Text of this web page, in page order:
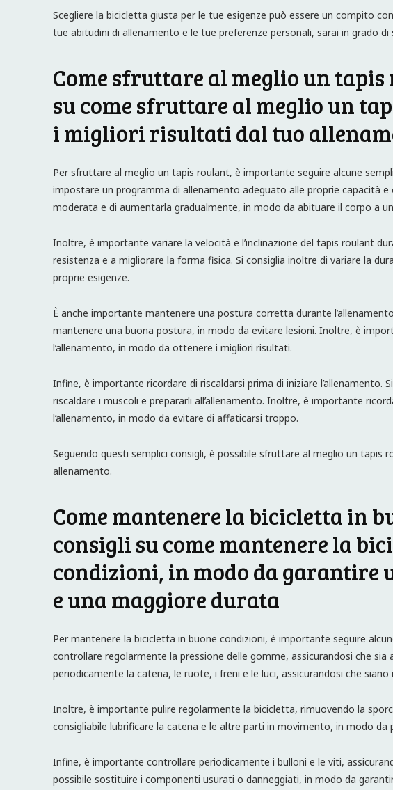
Scegliere la bicicletta giusta per le tue esigenze può essere un compito
tue abitudini di allenamento e le tue preferenze personali, sarai in grado
Come sfruttare al meglio un
su come sfruttare al meglio un
i migliori risultati dal tuo
Per sfruttare al meglio un tapis roulant, è importante seguire alcune
impostare un programma di allenamento adeguato alle proprie capacità e
moderata e di aumentarla gradualmente, in modo da abituare il corpo a
Inoltre, è importante variare la velocità e l’inclinazione del tapis roulant
resistenza e a migliorare la forma fisica. Si consiglia inoltre di variare la
proprie esigenze.
È anche importante mantenere una postura corretta durante
mantenere una buona postura, in modo da evitare lesioni. Inoltre, è
l’allenamento, in modo da ottenere i migliori risultati.
Infine, è importante ricordare di riscaldarsi prima di iniziare l’allenamento.
riscaldare i muscoli e prepararli all’allenamento. Inoltre, è importante
l’allenamento, in modo da evitare di affaticarsi troppo.
Seguendo questi semplici consigli, è possibile sfruttare al meglio un
allenamento.
Come mantenere la bicicletta in
consigli su come mantenere la
condizioni, in modo da garantire
e una maggiore durata
Per mantenere la bicicletta in buone condizioni, è importante seguire
controllare regolarmente la pressione delle gomme, assicurandosi che
periodicamente la catena, le ruote, i freni e le luci, assicurandosi che siano
Inoltre, è importante pulire regolarmente la bicicletta, rimuovendo la
consigliabile lubrificare la catena e le altre parti in movimento, in modo da
Infine, è importante controllare periodicamente i bulloni e le viti,
possibile sostituire i componenti usurati o danneggiati, in modo da